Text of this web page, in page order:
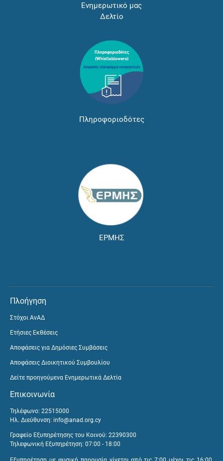
Ενημερωτικό μας
Δελτίο
Πληροφοριοδότες
ΕΡΜΗΣ
Πλοήγηση
Στόχοι ΑνΑΔ
Ετήσιες Εκθέσεις
Αποφάσεις για Δημόσιες Συμβάσεις
Αποφάσεις Διοικητικού Συμβουλίου
Δείτε προηγούμενα Ενημερωτικά Δελτία
Επικοινωνία
Τηλέφωνο: 22515000
Ηλ. Διεύθυνση: info@anad.org.cy
Γραφείο Εξυπηρέτησης του Κοινού: 22390300
Τηλεφωνική Εξυπηρέτηση: 07:00 - 18:00